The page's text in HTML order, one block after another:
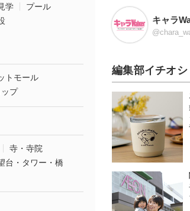
学
プール
トモール
プ
寺・寺院
台・タワー・橋
キャラ
編集部イチオシ